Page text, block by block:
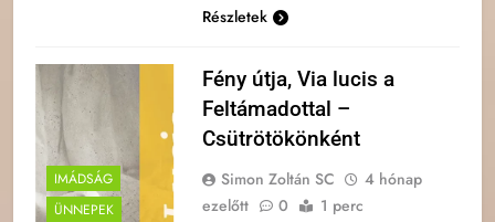
Részletek
IMÁDSÁG
ÜNNEPEK
Fény útja, Via lucis a
Feltámadottal –
Csütrötökönként
Simon Zoltán SC
4 hónap
ezelőtt
0 1 perc